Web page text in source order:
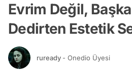
Evrim Değil,
Dedirten Estetik
ruready - Onedio Üyesi